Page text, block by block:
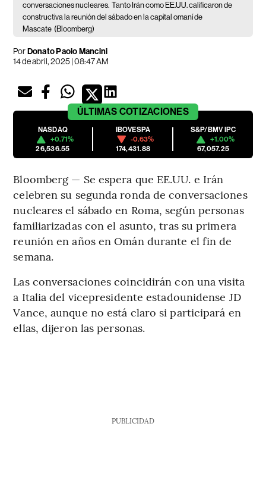
conversaciones nucleares. Tanto Irán como EE.UU. calificaron de
constructiva la reunión del sábado en la capital omaní de
Mascate (Bloomberg)
PorDonato Paolo Mancini
14 de abril, 2025 | 08:47 AM
ÚLTIMAS COTIZACIONES
NASDAQ
+0.71%
26,536.55
IBOVESPA
-0.63%
174,431.88
S&P/BMV IPC
+1.00%
67,057.25
Bloomberg — Se espera que EE.UU. e Irán
celebren su segunda ronda de conversaciones
nucleares el sábado en Roma, según personas
familiarizadas con el asunto, tras su primera
reunión en años en Omán durante el fin de
semana.
Las conversaciones coincidirán con una visita
a Italia del vicepresidente estadounidense JD
Vance, aunque no está claro si participará en
ellas, dijeron las personas.
PUBLICIDAD